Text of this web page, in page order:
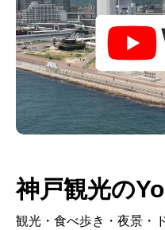
神戸観光の
観光・食べ歩き・夜景・